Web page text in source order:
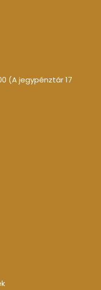
(A jegypénztár 17